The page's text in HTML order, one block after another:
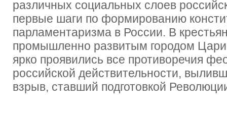
различных социальных слоев
первые шаги по формированию
парламентаризма в России. В
промышленно развитым городом
ярко проявились все противоречия
российской действительности,
взрыв, ставший подготовкой